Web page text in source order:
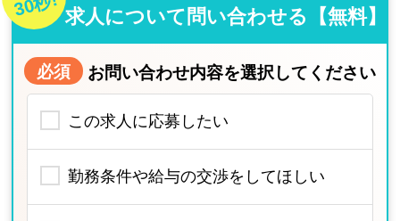
求人について問い合わせる【無料】
必須 お問い合わせ内容を選択してください
この求人に応募したい
勤務条件や給与の交渉をしてほしい